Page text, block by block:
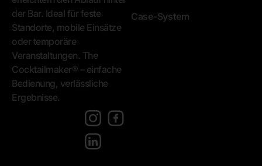
der Bar. Ideal für feste
Standorte, mobile Einsätze
oder temporäre
Veranstaltungen. The
Cocktailmaker® – einfache
Bedienung, verlässliche
Ergebnisse.
Case-System